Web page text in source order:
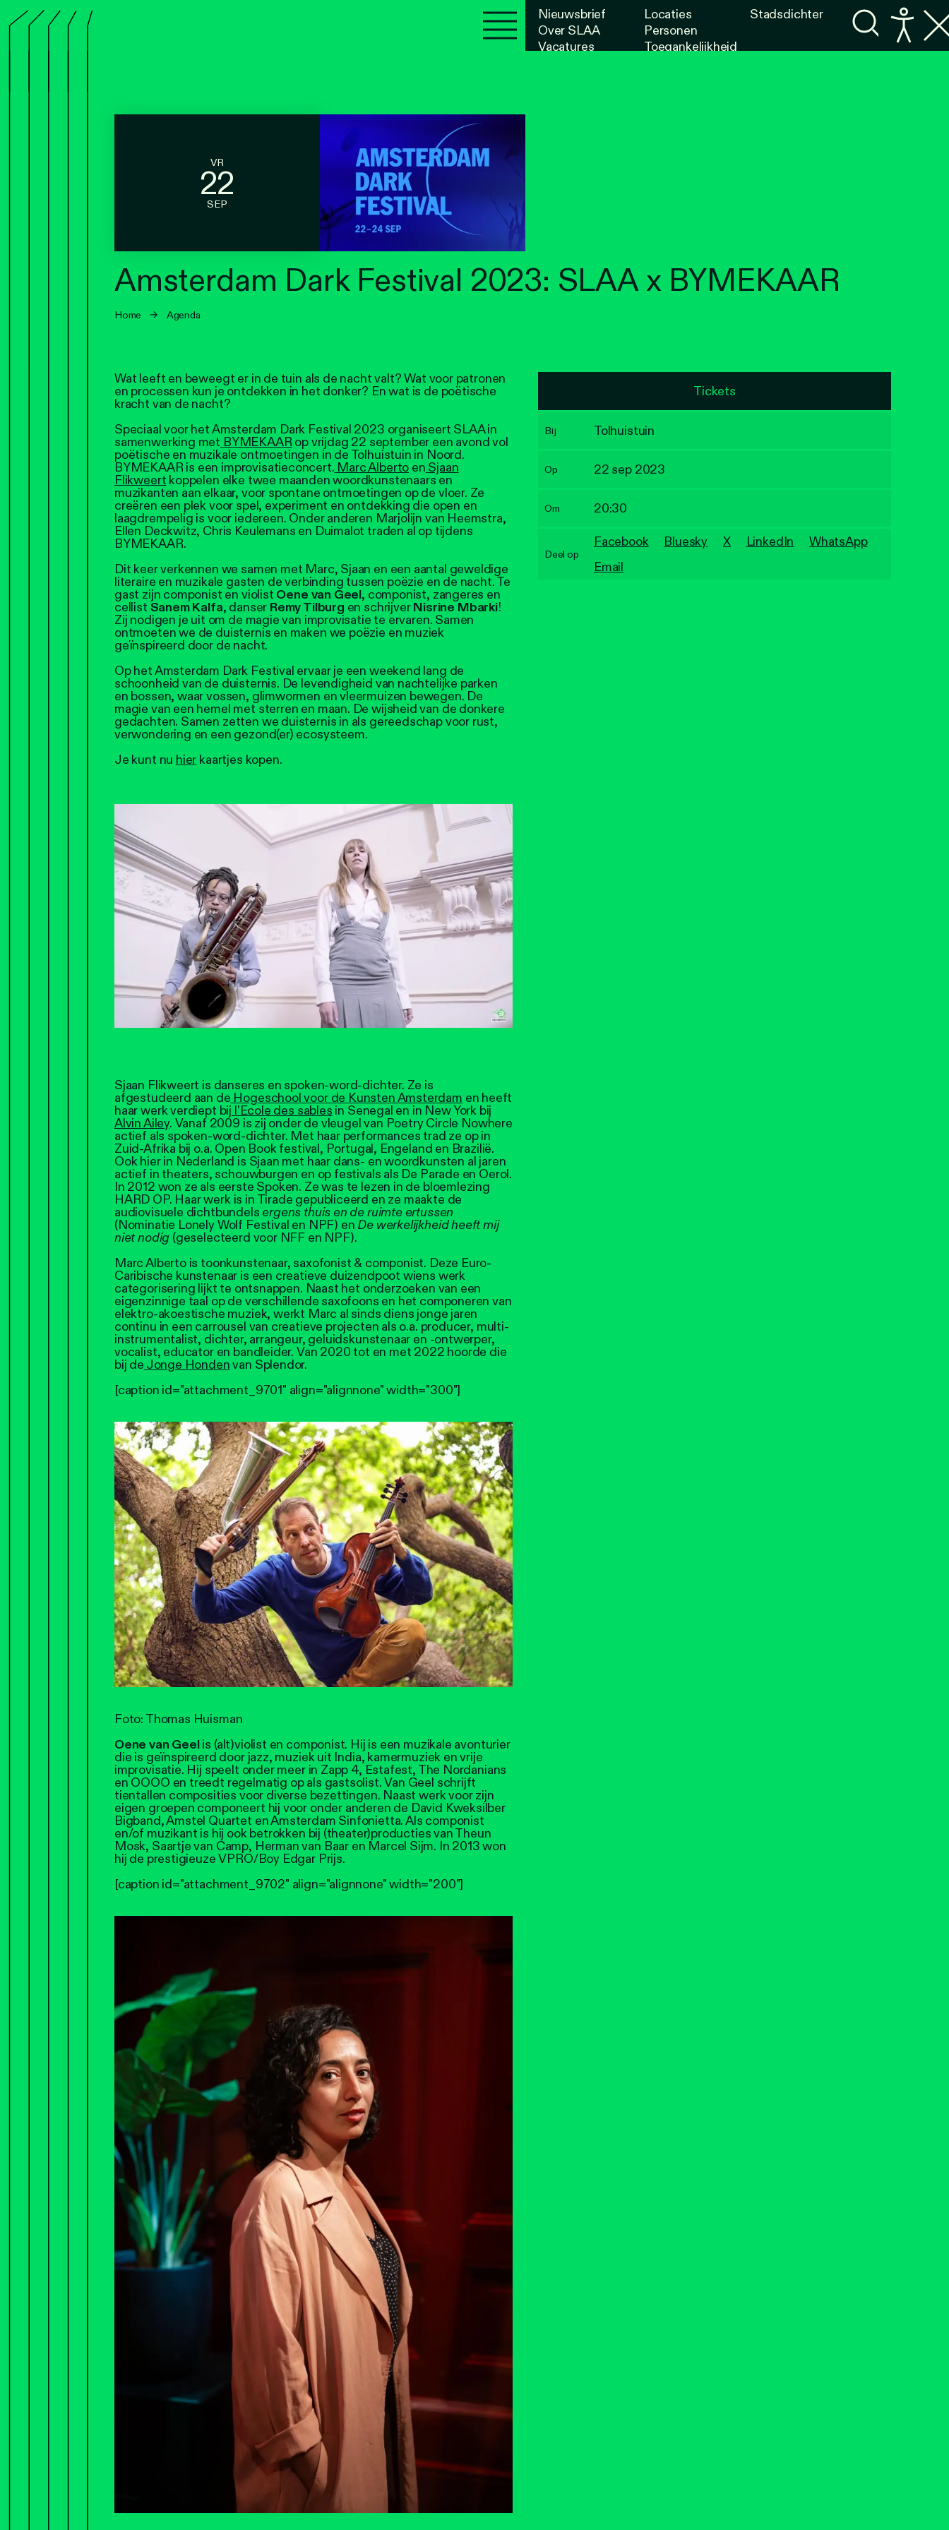
VR
22
SEP
Amsterdam Dark Festival 2023: SLAA x BYMEKAAR
Home → Agenda
Wat leeft en beweegt er in de tuin als de nacht valt? Wat voor patronen
en processen kun je ontdekken in het donker? En wat is de poëtische
kracht van de nacht?
Speciaal voor het Amsterdam Dark Festival 2023 organiseert SLAA in
samenwerking met BYMEKAAR op vrijdag 22 september een avond vol
poëtische en muzikale ontmoetingen in de Tolhuistuin in Noord.
BYMEKAAR is een improvisatieconcert. Marc Alberto en Sjaan
Flikweert koppelen elke twee maanden woordkunstenaars en
muzikanten aan elkaar, voor spontane ontmoetingen op de vloer. Ze
creëren een plek voor spel, experiment en ontdekking die open en
laagdrempelig is voor iedereen. Onder anderen Marjolijn van Heemstra,
Ellen Deckwitz, Chris Keulemans en Duimalot traden al op tijdens
BYMEKAAR.
Dit keer verkennen we samen met Marc, Sjaan en een aantal geweldige
literaire en muzikale gasten de verbinding tussen poëzie en de nacht. Te
gast zijn componist en violist Oene van Geel, componist, zangeres en
cellist Sanem Kalfa, danser Remy Tilburg en schrijverNisrine Mbarki!
Zij nodigen je uit om de magie van improvisatie te ervaren. Samen
ontmoeten we de duisternis en maken we poëzie en muziek
geïnspireerd door de nacht.
Op het Amsterdam Dark Festival ervaar je een weekend lang de
schoonheid van de duisternis. De levendigheid van nachtelijke parken
en bossen, waar vossen, glimwormen en vleermuizen bewegen. De
magie van een hemel met sterren en maan. De wijsheid van de donkere
gedachten. Samen zetten we duisternis in als gereedschap voor rust,
verwondering en een gezond(er) ecosysteem.
Je kunt nu hier kaartjes kopen.
Sjaan Flikweert is danseres en spoken-word-dichter. Ze is
afgestudeerd aan de Hogeschool voor de Kunsten Amsterdam en heeft
haar werk verdiept bij l'Ecole des sables in Senegal en in New York bij
Alvin Ailey. Vanaf 2009 is zij onder de vleugel van Poetry Circle Nowhere
actief als spoken-word-dichter. Met haar performances trad ze op in
Zuid-Afrika bij o.a. Open Book festival, Portugal, Engeland en Brazilië.
Ook hier in Nederland is Sjaan met haar dans- en woordkunsten al jaren
actief in theaters, schouwburgen en op festivals als De Parade en Oerol.
In 2012 won ze als eerste Spoken. Ze was te lezen in de bloemlezing
HARD OP. Haar werk is in Tirade gepubliceerd en ze maakte de
audiovisuele dichtbundels ergens thuis en de ruimte ertussen
(Nominatie Lonely Wolf Festival en NPF) en De werkelijkheid heeft mij
niet nodig (geselecteerd voor NFF en NPF).
Marc Alberto is toonkunstenaar, saxofonist & componist. Deze Euro-
Caribische kunstenaar is een creatieve duizendpoot wiens werk
categorisering lijkt te ontsnappen. Naast het onderzoeken van een
eigenzinnige taal op de verschillende saxofoons en het componeren van
elektro-akoestische muziek, werkt Marc al sinds diens jonge jaren
continu in een carrousel van creatieve projecten als o.a. producer, multi-
instrumentalist, dichter, arrangeur, geluidskunstenaar en -ontwerper,
vocalist, educator en bandleider. Van 2020 tot en met 2022 hoorde die
bij de Jonge Hondenvan Splendor.
[caption id="attachment_9701" align="alignnone" width="300"]
Foto: Thomas Huisman
Oene van Geelis (alt)violist en componist. Hij is een muzikale avonturier
die is geïnspireerd door jazz, muziek uit India, kamermuziek en vrije
improvisatie. Hij speelt onder meer in Zapp 4, Estafest, The Nordanians
en OOOO en treedt regelmatig op als gastsolist. Van Geel schrijft
tientallen composities voor diverse bezettingen. Naast werk voor zijn
eigen groepen componeert hij voor onder anderen de David Kweksilber
Bigband, Amstel Quartet en Amsterdam Sinfonietta. Als componist
en/of muzikant is hij ook betrokken bij (theater)producties van Theun
Mosk, Saartje van Camp, Herman van Baar en Marcel Sijm. In 2013 won
hij de prestigieuze VPRO/Boy Edgar Prijs.
[caption id="attachment_9702" align="alignnone" width="200"]
Tickets
Bij Tolhuistuin
Op 22 sep 2023
Om 20:30
Deel op
Facebook Bluesky X LinkedIn
WhatsApp
Email
Nieuwsbrief
Over SLAA
Vacatures
Locaties
Personen
Toegankelijkheid
Stadsdichter